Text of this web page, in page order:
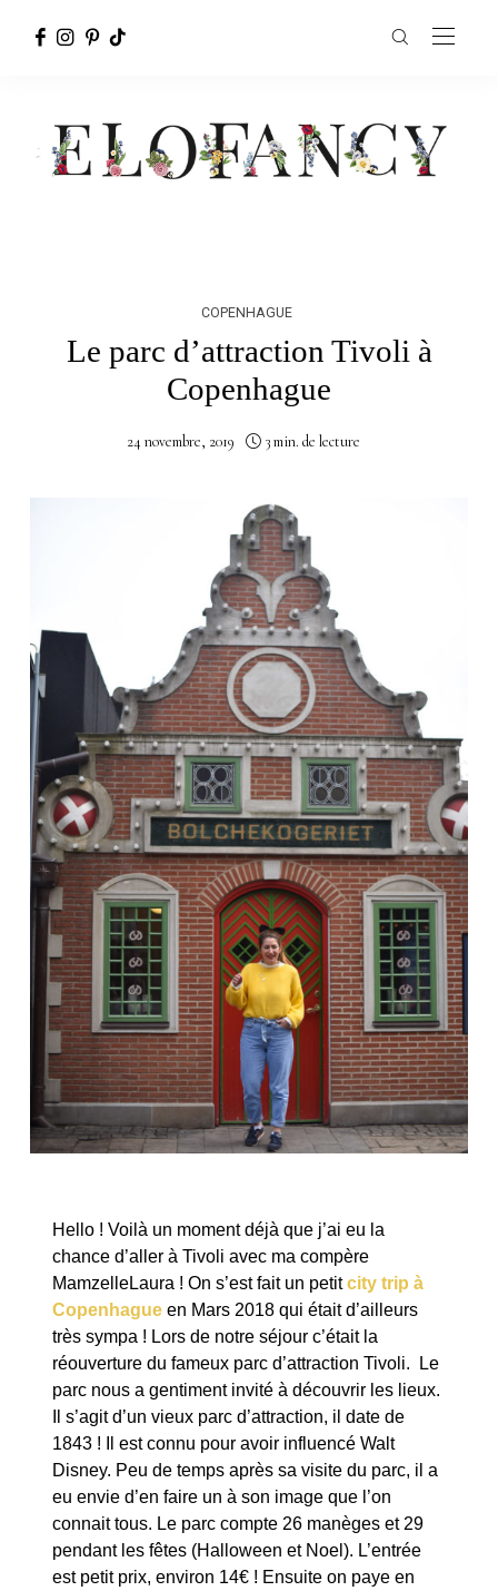
COPENHAGUE
Le parc d’attraction Tivoli à
Copenhague
24 novembre, 2019 3 min. de lecture
Hello ! Voilà un moment déjà que j’ai eu la
chance d’aller à Tivoli avec ma compère
MamzelleLaura ! On s’est fait un petitcity trip à
Copenhague en Mars 2018 qui était d’ailleurs
très sympa ! Lors de notre séjour c’était la
réouverture du fameux parc d’attraction Tivoli. Le
parc nous a gentiment invité à découvrir les lieux.
Il s’agit d’un vieux parc d’attraction, il date de
1843 ! Il est connu pour avoir influencé Walt
Disney. Peu de temps après sa visite du parc, il a
eu envie d’en faire un à son image que l’on
connait tous. Le parc compte 26 manèges et 29
pendant les fêtes (Halloween et Noel). L’entrée
est petit prix, environ 14€ ! Ensuite on paye en